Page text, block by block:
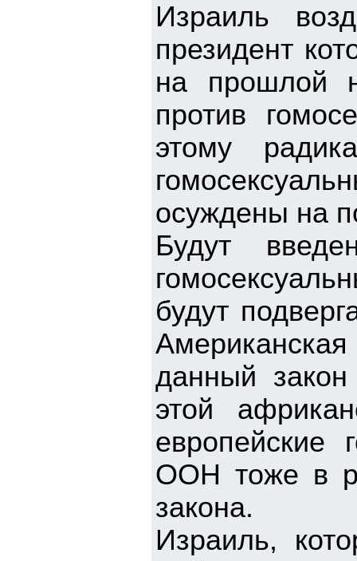
Израиль
президент
на прошлой
против
этому
осуждены на
Будут
будут
данный
этой
европейские
ООН тоже в
закона.
Израиль,